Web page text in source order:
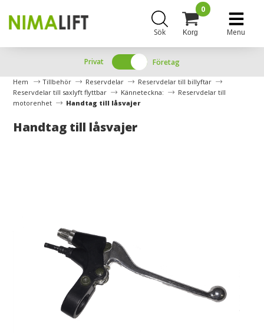
Sök Korg
0
Menu
Privat Företag
Hem Tillbehör Reservdelar
Reservdelar till billyftar
Reservdelar till saxlyft flyttbar
Känneteckna:
Reservdelar till
motorenhet
Handtag till låsvajer
Handtag till låsvajer